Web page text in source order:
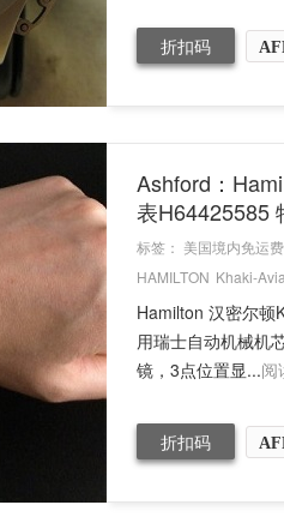
折扣码
Ashford：
表H64425585
标签： 美国境内免运费
HAMILTON Khaki-
Hamilton 汉密尔顿
用瑞士自动机械机
镜，3点位置显...阅
折扣码